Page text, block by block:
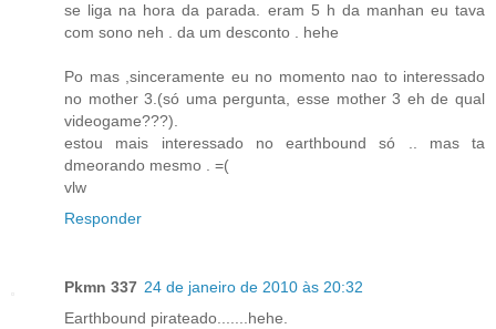
se liga na hora da parada. eram 5 h da manhan eu tava
com sono neh . da um desconto . hehe
Po mas ,sinceramente eu no momento nao to interessado
no mother 3.(só uma pergunta, esse mother 3 eh de qual
videogame???).
estou mais interessado no earthbound só .. mas ta
dmeorando mesmo . =(
vlw
Responder
Pkmn 337 24 de janeiro de 2010 às 20:32
Earthbound pirateado.......hehe.